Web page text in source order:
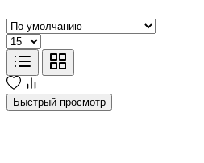
Быстрый просмотр